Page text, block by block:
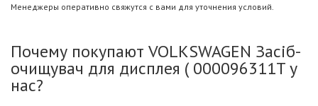
Менеджеры оперативно свяжутся с вами для уточнения условий.
Почему покупают VOLKSWAGEN Засiб-
очищувач для дисплея ( 000096311T у
нас?